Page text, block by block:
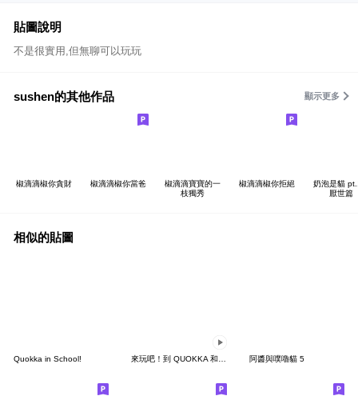
貼圖說明
不是很實用,但無聊可以玩玩
sushen的其他作品 顯示更多
椒滴滴椒你貪財 椒滴滴椒你當爸
椒滴滴寶寶的一
枝獨秀
椒滴滴椒你拒絕
奶泡是貓
厭世篇
相似的貼圖
Quokka in School! 來玩吧！到 QUOKKA 和 BOBO 的家！ 阿醬與噗嚕貓 5